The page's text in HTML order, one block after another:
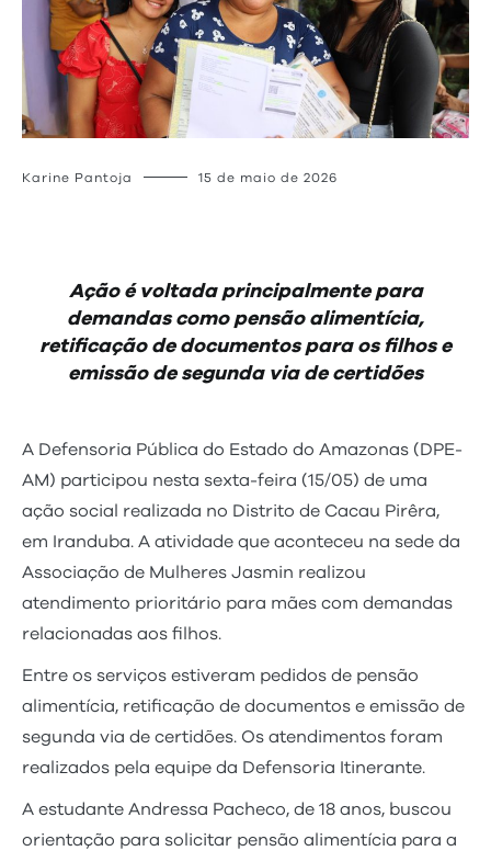
Karine Pantoja 15 de maio de 2026
Ação é voltada principalmente para
demandas como pensão alimentícia,
retificação de documentos para os filhos e
emissão de segunda via de certidões
A Defensoria Pública do Estado do Amazonas (DPE-
AM) participou nesta sexta-feira (15/05) de uma
ação social realizada no Distrito de Cacau Pirêra,
em Iranduba. A atividade que aconteceu na sede da
Associação de Mulheres Jasmin realizou
atendimento prioritário para mães com demandas
relacionadas aos filhos.
Entre os serviços estiveram pedidos de pensão
alimentícia, retificação de documentos e emissão de
segunda via de certidões. Os atendimentos foram
realizados pela equipe da Defensoria Itinerante.
A estudante Andressa Pacheco, de 18 anos, buscou
orientação para solicitar pensão alimentícia para a